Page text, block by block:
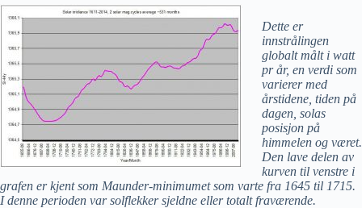
Dette er
innstrålingen
globalt målt i watt
pr år, en verdi som
varierer med
årstidene, tiden på
dagen, solas
posisjon på
himmelen og været.
Den lave delen av
kurven til venstre i
grafen er kjent som Maunder-minimumet som varte fra 1645 til 1715.
I denne perioden var solflekker sjeldne eller totalt fraværende.